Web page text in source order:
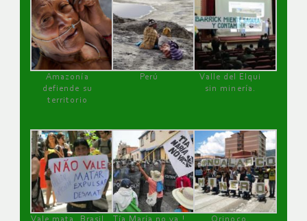
Amazonía
defiende su
territorio
Perú
Valle del Elqui
sin minería.
Vale mata, Brasil
Tía María no va !
Orinoco,